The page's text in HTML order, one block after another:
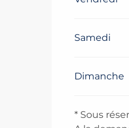
Samedi
Dimanche
* Sous